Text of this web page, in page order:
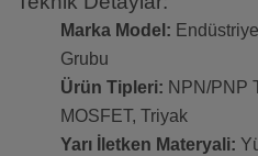
Marka Model:
Grubu
Ürün Tipleri: NPN/PNP
MOSFET, Triyak
Yarı İletken Materyali: